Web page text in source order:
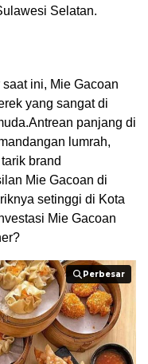
Selatan.
ini, Mie Gacoan
yang sangat di
panjang di
lumrah,
brand
Mie Gacoan di
setinggi di Kota
Mie Gacoan
Perbesar
Perbesar